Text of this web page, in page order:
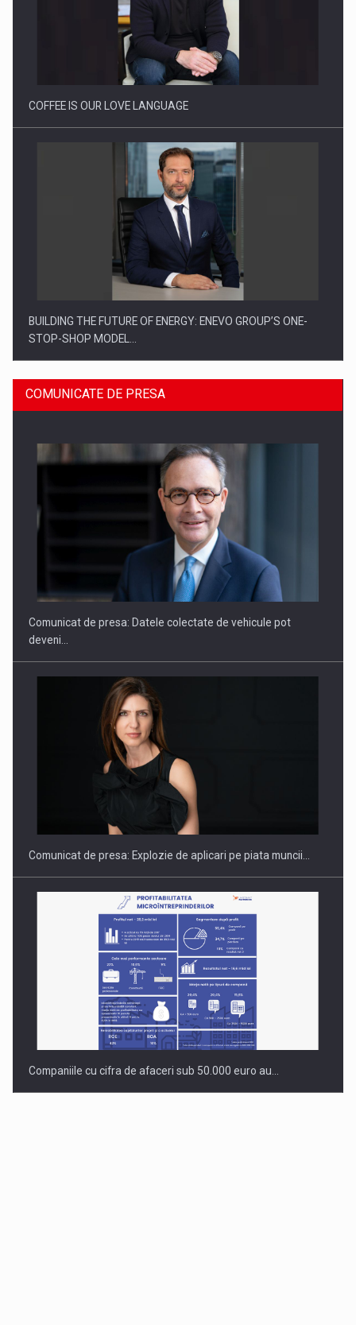
Proteinmaxxing and the Future of Protein Demand
COFFEE IS OUR LOVE LANGUAGE
BUILDING THE FUTURE OF ENERGY: ENEVO GROUP’S ONE-
STOP-SHOP MODEL…
ROOTED IN ROMANIA, BUILT TO DELIVER TECHNOLOGY FOR
PUTTING ROMANIAN CORPORATE COMPANIES ON THE
INTERNATIONAL BUSINESS SCENE
COMUNICATE DE PRESA
Comunicat de presa: Datele colectate de vehicule pot
deveni…
Comunicat de presa: Explozie de aplicari pe piata muncii…
Companiile cu cifra de afaceri sub 50.000 euro au…